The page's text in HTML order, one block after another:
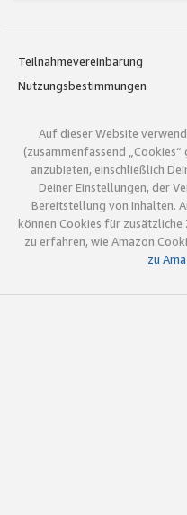
Teilnahmevereinbarung
Nutzungsbestimmungen
Auf dieser Website
(zusammenfassend
anzubieten, einschließlich
Deiner Einstellungen, der
Bereitstellung von Inhalten.
können Cookies für
zu erfahren, wie Amazon
zu